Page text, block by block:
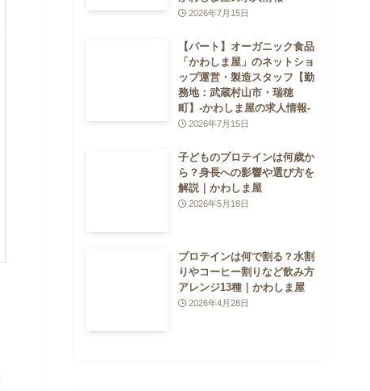
2026年7月15日
【パート】オーガニック食品
「かわしま屋」のネットショ
ップ運営・製造スタッフ【勤
務地：武蔵村山市・瑞穂
町】-かわしま屋の求人情報-
2026年7月15日
子どものプロテインは何歳か
ら？身長への影響や選び方を
解説｜かわしま屋
2026年5月18日
プロテインは何で割る？水割
りやコーヒー割りなど飲み方
アレンジ13種｜かわしま屋
2026年4月28日